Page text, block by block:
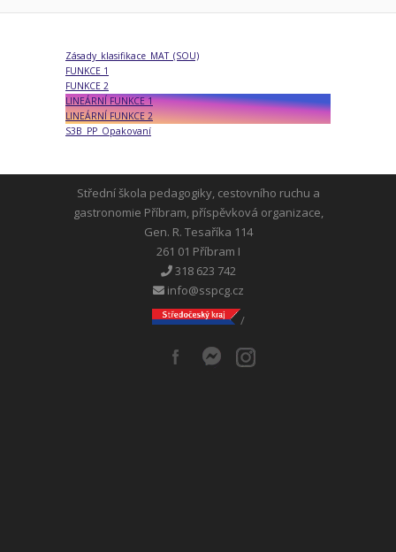
Zásady_klasifikace_MAT_(SOU)
FUNKCE 1
FUNKCE 2
LINEÁRNÍ FUNKCE 1
LINEÁRNÍ FUNKCE 2
S3B_PP_Opakovaní
Střední škola pedagogiky, cestovního ruchu a
gastronomie Příbram, příspěvková organizace,
Gen. R. Tesaříka 114
261 01 Příbram I
318 623 742
info@sspcg.cz
/